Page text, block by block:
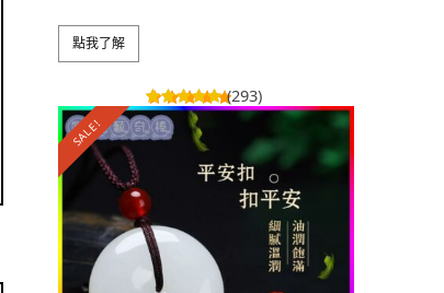
點我了解
(293)
SALE!